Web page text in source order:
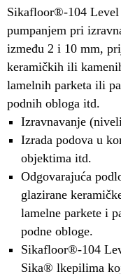
Sikafloor®-104 Level
pumpanjem pri
između 2 i 10 mm,
keramičkih ili
lamelnih parketa ili
podnih obloga itd.
Izravnavanje
Izrada podova u
objektima itd.
Odgovarajuća
glazirane
lamelne parkete i
podne obloge.
Sikafloor®-104
Sika® lkepilima